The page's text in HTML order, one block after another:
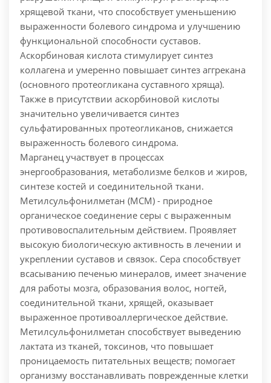
хрящевой ткани, что способствует уменьшению
выраженности болевого синдрома и улучшению
функциональной способности суставов.
Аскорбиновая кислота стимулирует синтез
коллагена и умеренно повышает синтез аггрекана
(основного протеогликана суставного хряща).
Также в присутствии аскорбиновой кислоты
значительно увеличивается синтез
сульфатированных протеогликанов, снижается
выраженность болевого синдрома.
Марганец участвует в процессах
энергообразования, метаболизме белков и жиров,
синтезе костей и соединительной ткани.
Метилсульфонилметан (MСM) - природное
органическое соединение серы с выраженным
противовоспалительным действием. Проявляет
высокую биологическую активность в лечении и
укреплении суставов и связок. Сера способствует
всасыванию печенью минералов, имеет значение
для работы мозга, образования волос, ногтей,
соединительной ткани, хрящей, оказывает
выраженное противоаллергическое действие.
Метилсульфонилметан способствует выведению
лактата из тканей, токсинов, что повышает
проницаемость питательных веществ; помогает
организму восстанавливать поврежденные клетки